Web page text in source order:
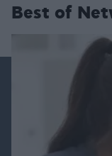
Best of